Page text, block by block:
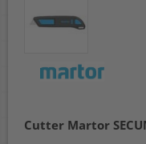
Cutter Martor